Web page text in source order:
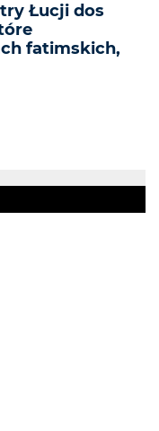
Łucji dos
fatimskich,